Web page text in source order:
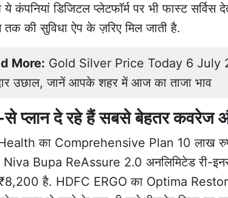
कंपनियां डिजिटल प्लेटफॉर्म पर भी फास्ट
तक की सुविधा ऐप के ज़रिए मिल जाती है.
More: Gold Silver Price Today 6 July
उछाल, जानें आपके शहर में आज का ताजा भाव
प्लान दे रहे हैं सबसे बेहतर कवरेज
का Comprehensive Plan 10 लाख
Niva Bupa ReAssure 2.0 अनलिमिटेड री-
है. HDFC ERGO का Optima